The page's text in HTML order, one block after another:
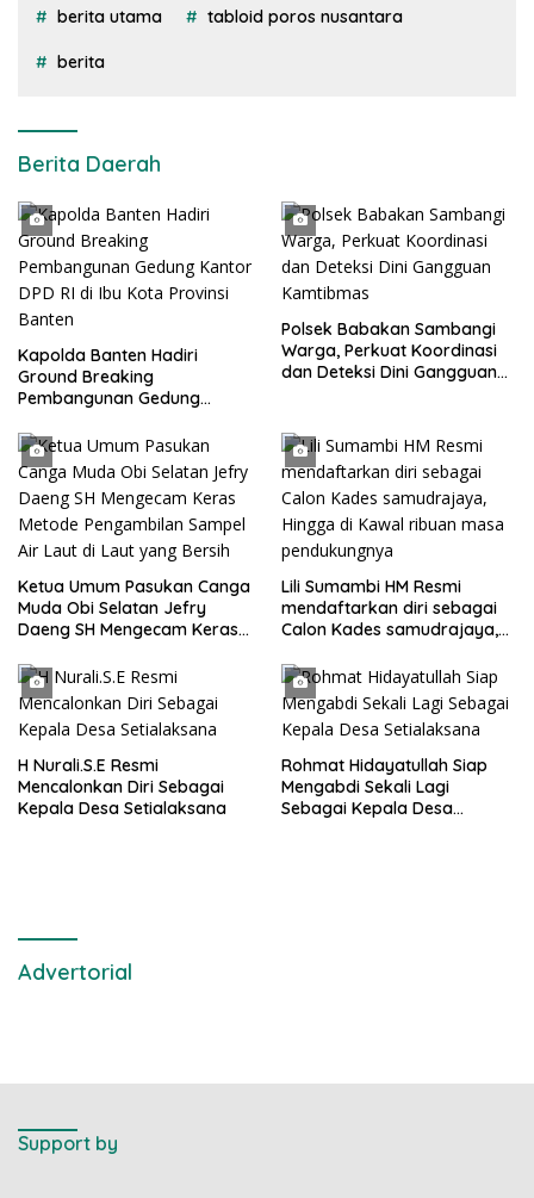
berita utama tabloid poros nusantara
berita
Berita Daerah
Kapolda Banten Hadiri
Ground Breaking
Pembangunan Gedung
Provinsi Banten
Polsek Babakan Sambangi
Warga, Perkuat Koordinasi
dan Deteksi Dini Gangguan
Ketua Umum Pasukan Canga
Muda Obi Selatan Jefry
Daeng SH Mengecam Keras
Air Laut di Laut yang Bersih
Lili Sumambi HM Resmi
mendaftarkan diri sebagai
Calon Kades samudrajaya,
pendukungnya
H Nurali.S.E Resmi
Mencalonkan Diri Sebagai
Kepala Desa Setialaksana
Rohmat Hidayatullah Siap
Mengabdi Sekali Lagi
Sebagai Kepala Desa
Advertorial
Support by